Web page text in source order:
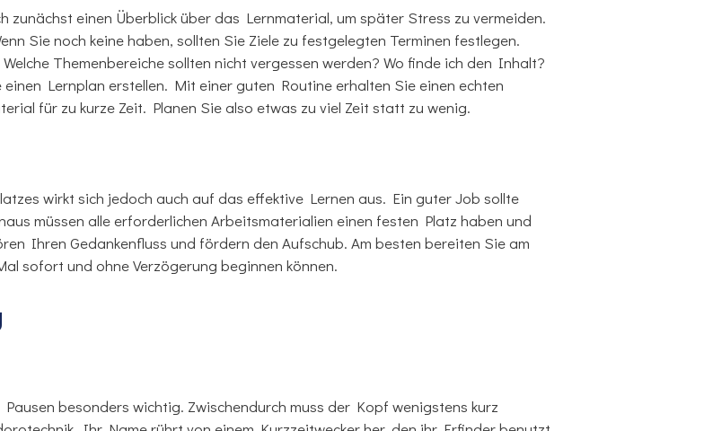
einen Überblick über das Lernmaterial, um später Stress zu vermeiden.
Sie noch keine haben, sollten Sie Ziele zu festgelegten Terminen festlegen.
Themenbereiche sollten nicht vergessen werden? Wo finde ich den Inhalt?
Lernplan erstellen. Mit einer guten Routine erhalten Sie einen echten
für zu kurze Zeit. Planen Sie also etwas zu viel Zeit statt zu wenig.
wirkt sich jedoch auch auf das effektive Lernen aus. Ein guter Job sollte
müssen alle erforderlichen Arbeitsmaterialien einen festen Platz haben und
Ihren Gedankenfluss und fördern den Aufschub. Am besten bereiten Sie am
sofort und ohne Verzögerung beginnen können.
besonders wichtig. Zwischendurch muss der Kopf wenigstens kurz